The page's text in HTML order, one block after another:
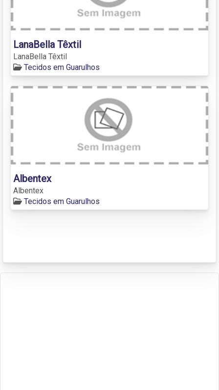
LanaBella Têxtil
LanaBella Têxtil
Tecidos em Guarulhos
Albentex
Albentex
Tecidos em Guarulhos